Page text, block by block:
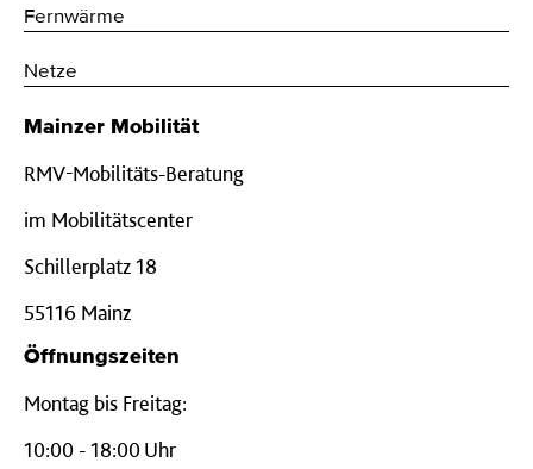
Fernwärme
Netze
Mainzer Mobilität
RMV-Mobilitäts-Beratung
im Mobilitätscenter
Schillerplatz 18
55116 Mainz
Öffnungszeiten
Montag bis Freitag:
10:00 - 18:00 Uhr